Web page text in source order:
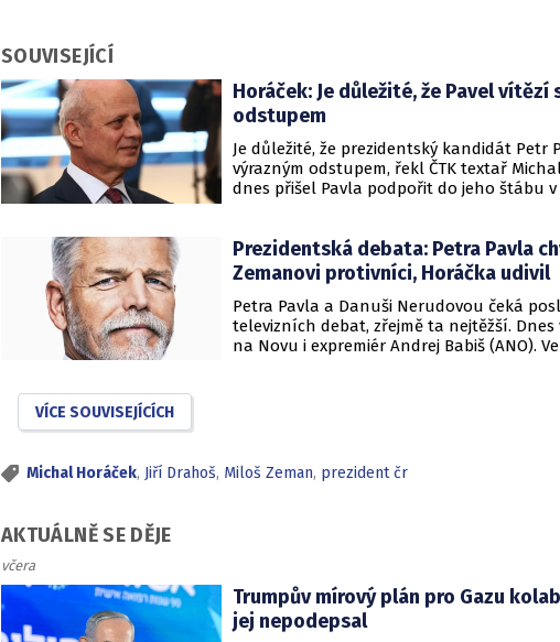
SOUVISEJÍCÍ
Horáček: Je důležité, že Pavel vítězí
odstupem
Je důležité, že prezidentský kandidát Petr
výrazným odstupem, řekl ČTK textař
dnes přišel Pavla podpořit do jeho štábu v
"za kterého se nebudeme muset stydět".
Prezidentská debata: Petra Pavla
Zemanovi protivníci, Horáčka udivil
Petra Pavla a Danuši Nerudovou čeká
televizních debat, zřejmě ta nejtěžší. Dnes
na Novu i expremiér Andrej Babiš (ANO).
VÍCE SOUVISEJÍCÍCH
Michal Horáček, Jiří Drahoš, Miloš Zeman, prezident čr
AKTUÁLNĚ SE DĚJE
včera
Trumpův mírový plán pro Gazu
jej nepodepsal